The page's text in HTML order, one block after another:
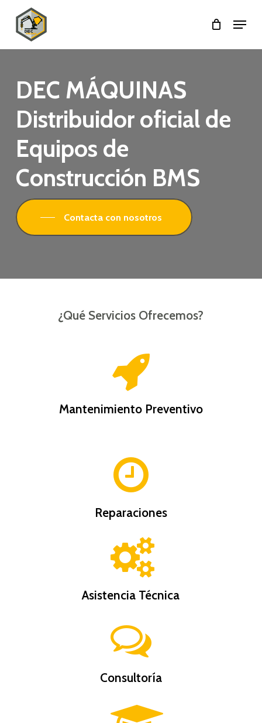
Menu
DEC MÁQUINAS
Distribuidor oficial de
Equipos de
Construcción BMS
Contacta con nosotros
¿Qué Servicios Ofrecemos?
Mantenimiento Preventivo
Reparaciones
Asistencia Técnica
Consultoría